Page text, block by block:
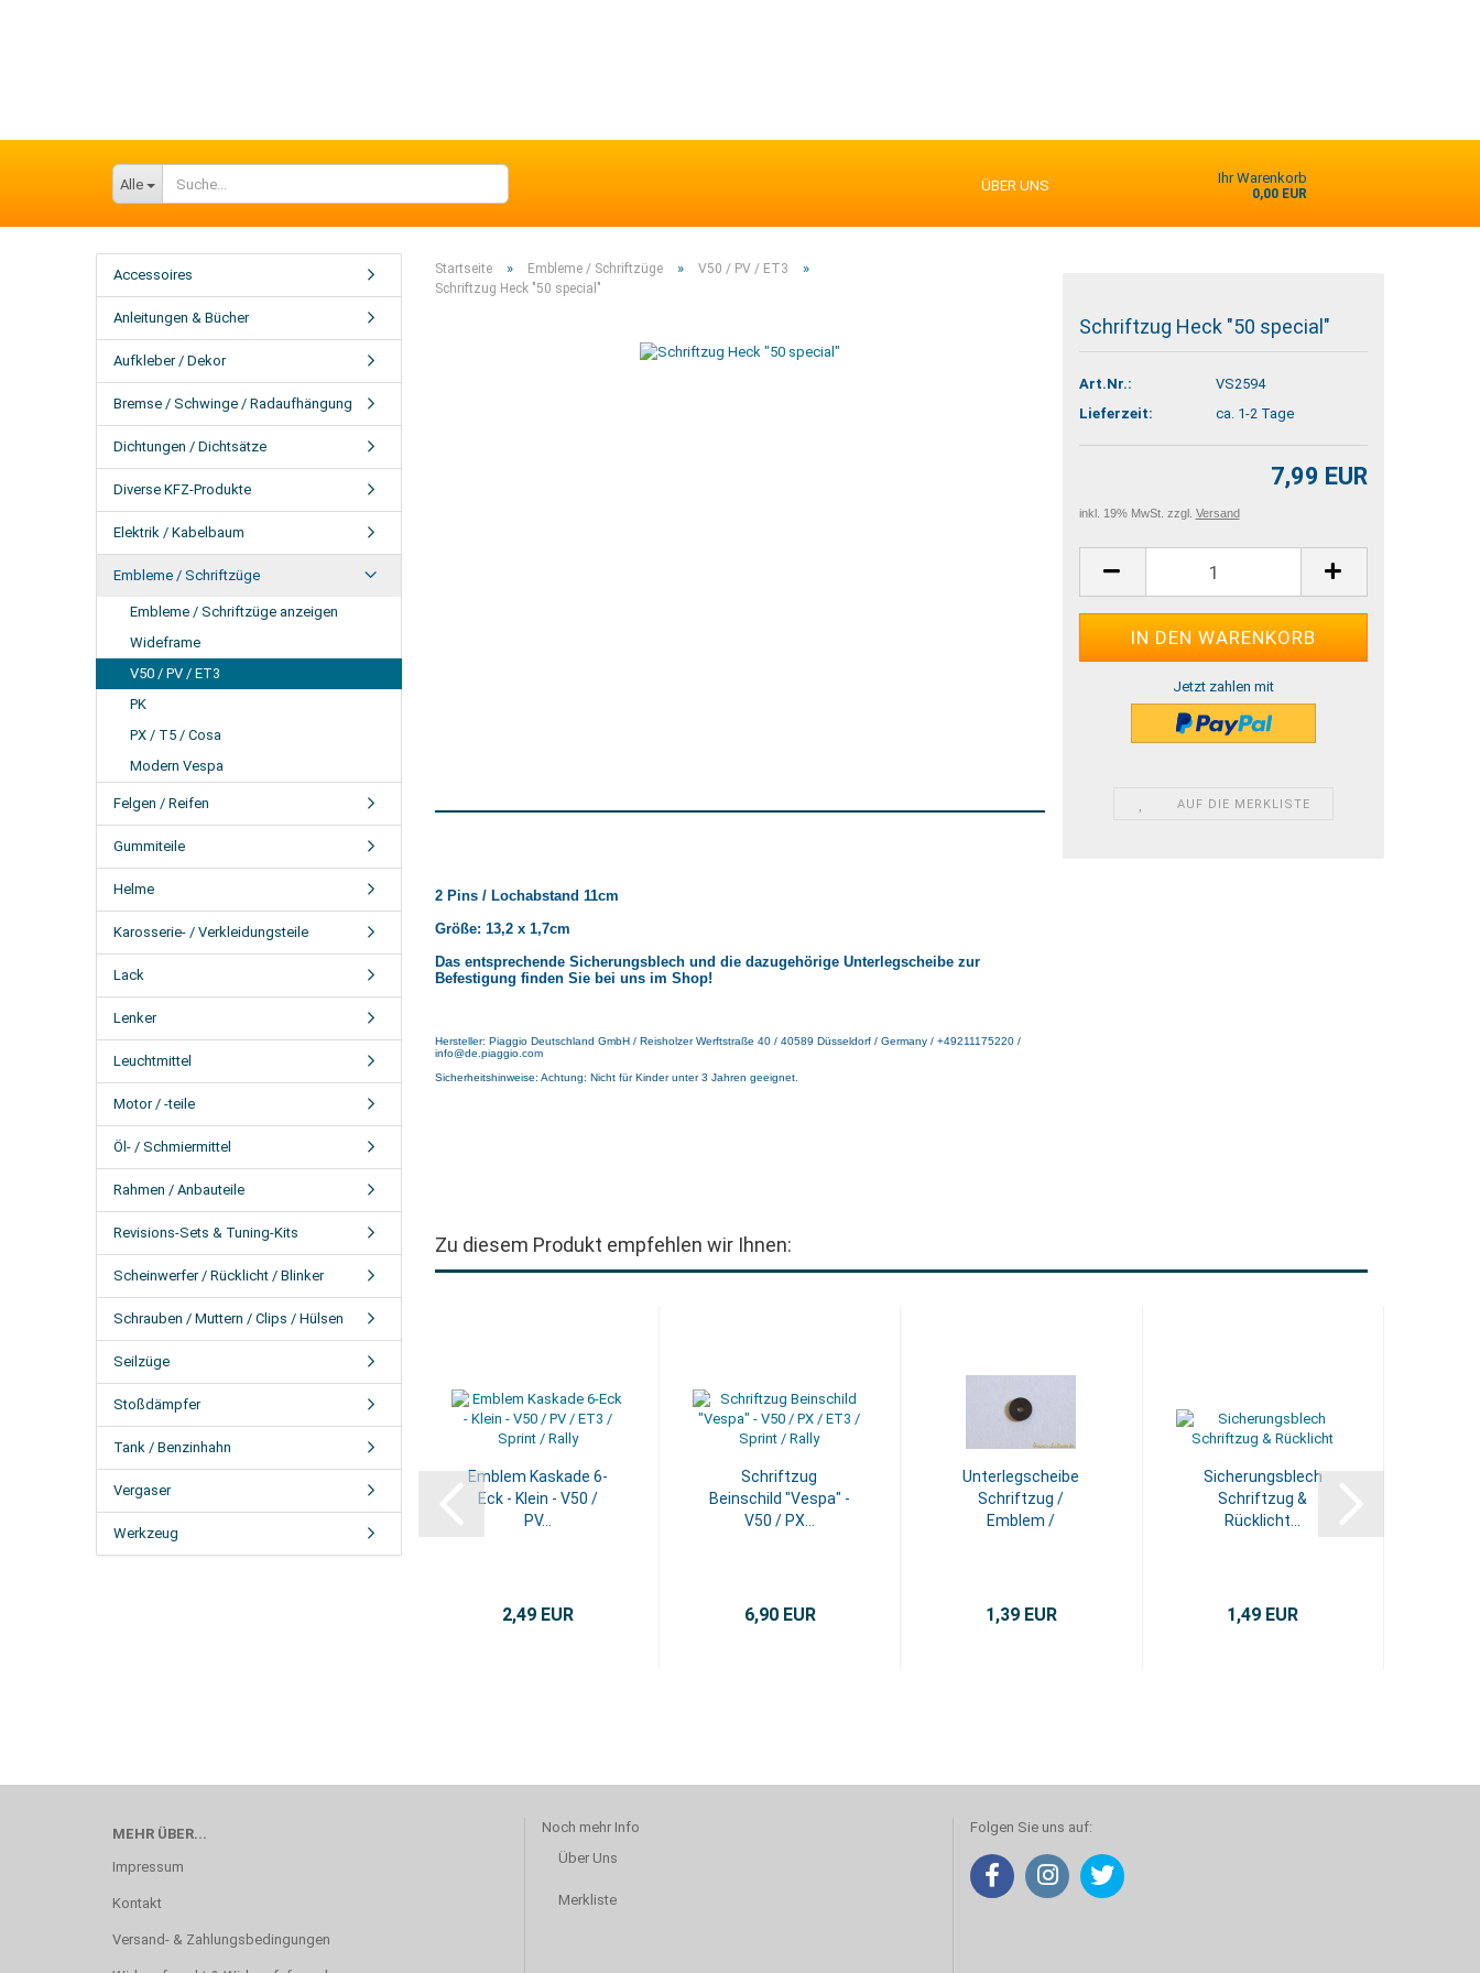
Alle Ihr Warenkorb
0,00 EUR
ÜBER UNS
Startseite » Embleme / Schriftzüge » V50 / PV / ET3 »
Schriftzug Heck "50 special"
Schriftzug Heck "50 special"
Art.Nr.:
VS2594
Lieferzeit:
ca. 1-2 Tage
7,99 EUR
inkl. 19% MwSt. zzgl. Versand
Jetzt zahlen mit
AUF DIE MERKLISTE
2 Pins / Lochabstand 11cm
Größe: 13,2 x 1,7cm
Das entsprechende Sicherungsblech und die dazugehörige Unterlegscheibe zur
Befestigung finden Sie bei uns im Shop!
Hersteller: Piaggio Deutschland GmbH / Reisholzer Werftstraße 40 / 40589 Düsseldorf / Germany / +49211175220 /
info@de.piaggio.com
Sicherheitshinweise: Achtung: Nicht für Kinder unter 3 Jahren geeignet.
Zu diesem Produkt empfehlen wir Ihnen:
Emblem Kaskade 6-
Eck - Klein - V50 /
PV...
2,49 EUR
Schriftzug
Beinschild "Vespa" -
V50 / PX...
6,90 EUR
Unterlegscheibe
Schriftzug /
Emblem /
1,39 EUR
Sicherungsblech
Schriftzug &
Rücklicht...
1,49 EUR
Accessoires
Anleitungen & Bücher
Aufkleber / Dekor
Bremse / Schwinge / Radaufhängung
Dichtungen / Dichtsätze
Diverse KFZ-Produkte
Elektrik / Kabelbaum
Embleme / Schriftzüge
Embleme / Schriftzüge anzeigen
Wideframe
V50 / PV / ET3
PK
PX / T5 / Cosa
Modern Vespa
Felgen / Reifen
Gummiteile
Helme
Karosserie- / Verkleidungsteile
Lack
Lenker
Leuchtmittel
Motor / -teile
Öl- / Schmiermittel
Rahmen / Anbauteile
Revisions-Sets & Tuning-Kits
Scheinwerfer / Rücklicht / Blinker
Schrauben / Muttern / Clips / Hülsen
Seilzüge
Stoßdämpfer
Tank / Benzinhahn
Vergaser
Werkzeug
MEHR ÜBER...
Impressum
Kontakt
Versand- & Zahlungsbedingungen
Noch mehr Info
Über Uns
Merkliste
Folgen Sie uns auf: